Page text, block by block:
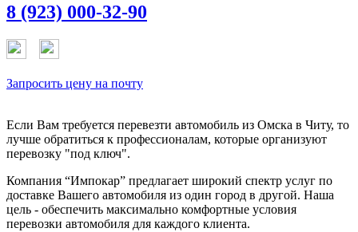
8 (923) 000-32-90
Запросить цену на почту
Если Вам требуется перевезти автомобиль из Омска в Читу, то
лучше обратиться к профессионалам, которые организуют
перевозку "под ключ".
Компания “Импокар” предлагает широкий спектр услуг по
доставке Вашего автомобиля из один город в другой. Наша
цель - обеспечить максимально комфортные условия
перевозки автомобиля для каждого клиента.